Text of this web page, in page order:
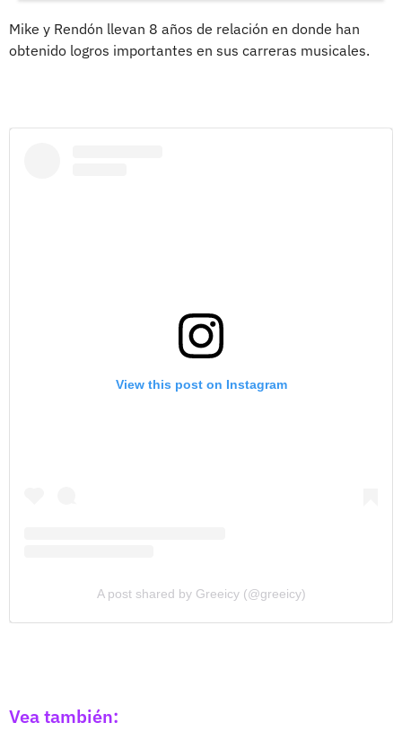
Mike y Rendón llevan 8 años de relación en donde han
obtenido logros importantes en sus carreras musicales.
View this post on Instagram
A post shared by Greeicy (@greeicy)
Vea también: